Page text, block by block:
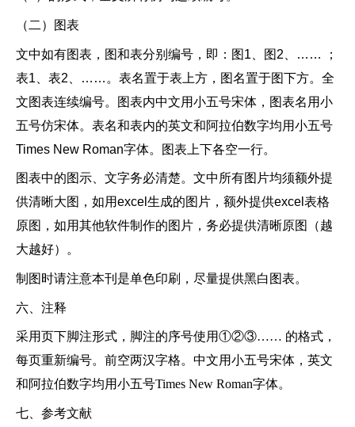
（二）图表
文中如有图表，图和表分别编号，即：图1、图2、…… ；
表1、表2、……。表名置于表上方，图名置于图下方。全
文图表连续编号。图表内中文用小五号宋体，图表名用小
五号仿宋体。表名和表内的英文和阿拉伯数字均用小五号
Times New Roman字体。图表上下各空一行。
图表中的图示、文字务必清楚。文中所有图片均须额外提
供清晰大图，如用excel生成的图片，额外提供excel表格
原图，如用其他软件制作的图片，务必提供清晰原图（越
大越好）。
制图时请注意本刊是单色印刷，尽量提供黑白图表。
六、注释
采用页下脚注形式，脚注的序号使用①②③…… 的格式，
每页重新编号。前空两汉字格。中文用小五号宋体，英文
和阿拉伯数字均用小五号Times New Roman字体。
七、参考文献